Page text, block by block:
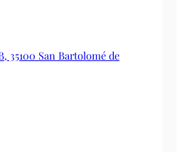
35100 San Bartolomé de